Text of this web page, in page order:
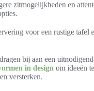
zitmogelijkheden en
voor een rustige
bij aan een
in design om ideeën
versterken.